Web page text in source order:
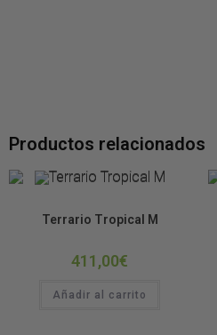
Productos relacionados
Terrario Tropical M
411,00€
Añadir al carrito